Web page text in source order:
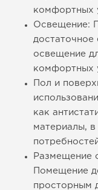
комфортных
Освещение:
достаточное
освещение
комфортных
Пол и
как
материалы, в
Размещение
Помещение
просторным